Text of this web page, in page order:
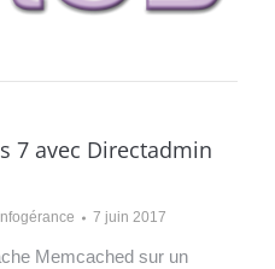
7 avec Directadmin
Infogérance 7 juin 2017
Memcached sur un